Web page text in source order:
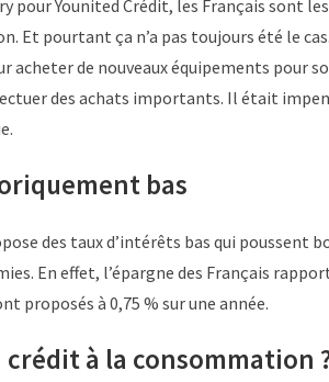
pour Younited Crédit, les Français sont
Et pourtant ça n’a pas toujours été le
acheter de nouveaux équipements pour
des achats importants. Il était
bas
des taux d’intérêts bas qui poussent
En effet, l’épargne des Français
proposés à 0,75 % sur une année.
à la consommation